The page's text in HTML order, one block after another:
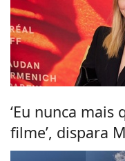
‘Eu nunca
filme’, dispara